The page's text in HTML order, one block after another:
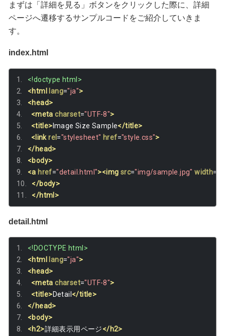
まずは「詳細を見る」ボタンをクリックした際に、詳細
ページへ遷移するサンプルコードをご紹介していきま
す。
index.html
<!doctype html>
<html
lang="ja">
<head>
<meta charset="UTF-8">
<title> Image Size Sample</title>
<link rel ="stylesheet" href="style.css">
</head>
<body>
<a href="detail.html"><img src="img/sample.jpg" width=
</body>
</html>
detail.html
<!DOCTYPE html>
<html
lang="ja">
<head>
<meta charset="UTF-8">
<title>Detail </title>
</head>
<body>
<h2>詳細表示用ページ</h2>